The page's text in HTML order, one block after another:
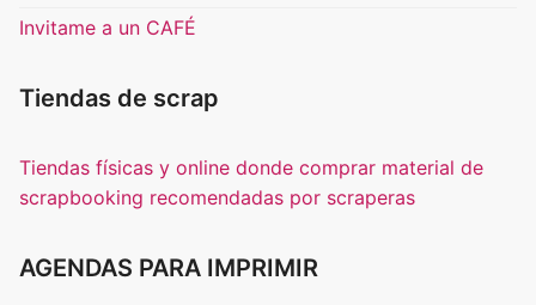
Invitame a un CAFÉ
Tiendas de scrap
Tiendas físicas y online donde comprar material de
scrapbooking recomendadas por scraperas
AGENDAS PARA IMPRIMIR